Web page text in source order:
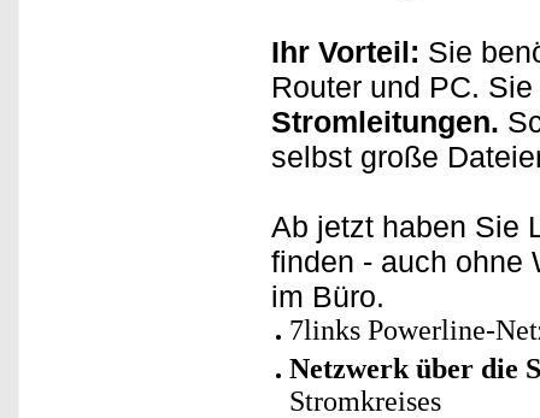
Ihr Vorteil: Sie
Router und PC.
Stromleitungen.
selbst große
Ab jetzt haben Sie
finden - auch ohne
im Büro.
7links Powerline-
Netzwerk über die
Stromkreises